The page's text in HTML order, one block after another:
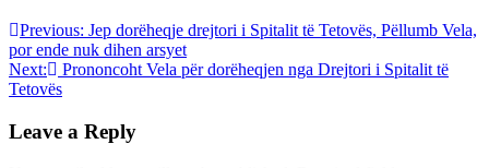
Previous: Jep dorëheqje drejtori i Spitalit të Tetovës, Pëllumb Vela,
por ende nuk dihen arsyet
Next:
Prononcoht Vela për dorëheqjen nga Drejtori i Spitalit të
Tetovës
Leave a Reply